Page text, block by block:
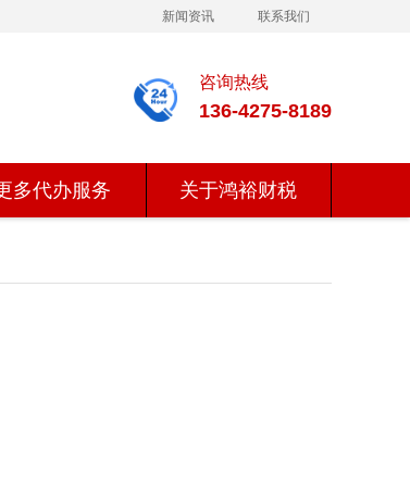
新闻资讯 联系我们
咨询热线
136-4275-8189
多代办服务 关于鸿裕财税